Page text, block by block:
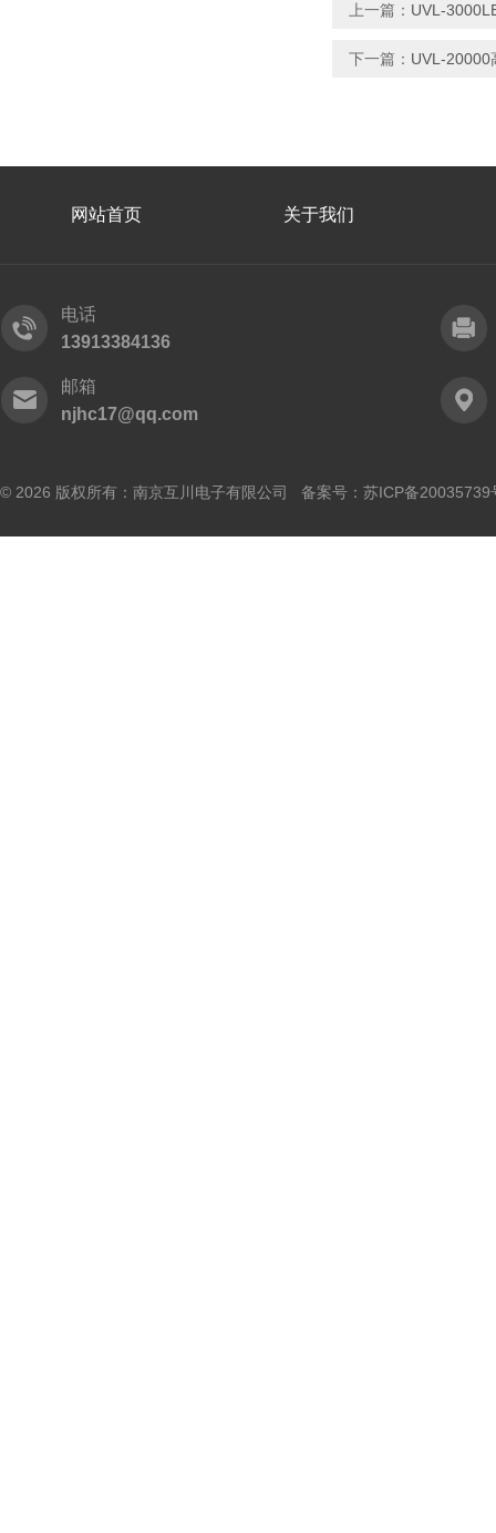
上一篇： UVL-
下一篇： UVL-20000
网站首页 关于我们
电话
13913384136
邮箱
njhc17@qq.com
© 2026 版权所有：南京互川电子有限公司 备案号： 苏ICP备20035739